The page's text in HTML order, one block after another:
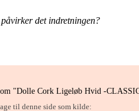
det indretningen?
"Dolle Cork Ligeløb Hvid -
til denne side som kilde: